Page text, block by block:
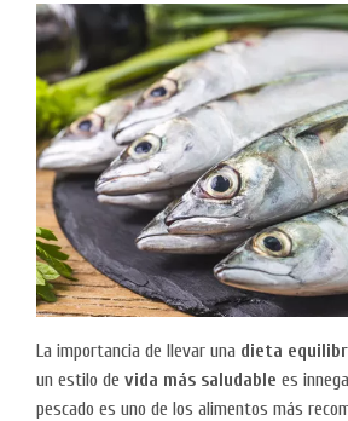
La importancia de llevar una dieta
un estilo de vida más saludable es
pescado es uno de los alimentos más